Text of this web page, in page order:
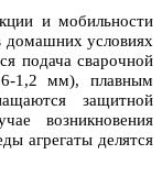
и мобильности
домашних условиях
подача сварочной
1,2 мм), плавным
защитной
возникновения
агрегаты делятся